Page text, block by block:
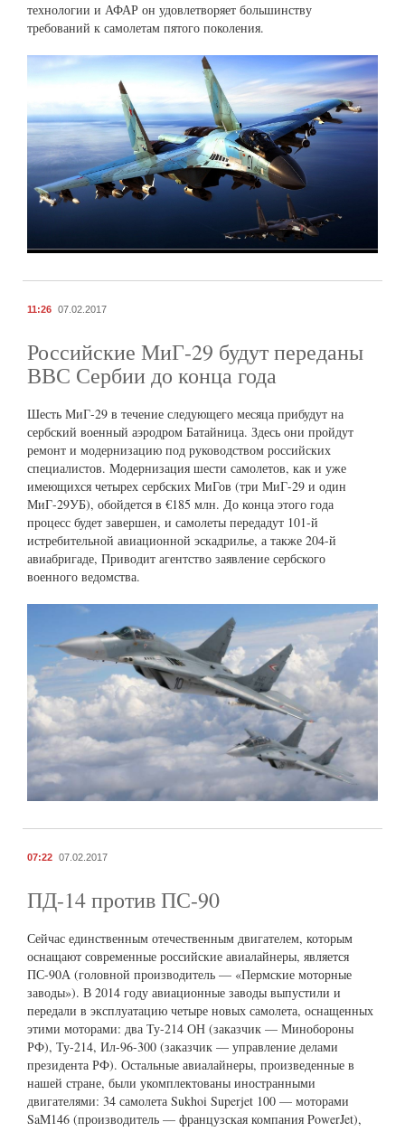
технологии и АФАР он удовлетворяет большинству
требований к самолетам пятого поколения.
11:26 07.02.2017
Российские МиГ-29 будут переданы
ВВС Сербии до конца года
Шесть МиГ-29 в течение следующего месяца прибудут на
сербский военный аэродром Батайница. Здесь они пройдут
ремонт и модернизацию под руководством российских
специалистов. Модернизация шести самолетов, как и уже
имеющихся четырех сербских МиГов (три МиГ-29 и один
МиГ-29УБ), обойдется в €185 млн. До конца этого года
процесс будет завершен, и самолеты передадут 101-й
истребительной авиационной эскадрилье, а также 204-й
авиабригаде, Приводит агентство заявление сербского
военного ведомства.
07:22 07.02.2017
ПД-14 против ПС-90
Сейчас единственным отечественным двигателем, которым
оснащают современные российские авиалайнеры, является
ПС-90А (головной производитель — «Пермские моторные
заводы»). В 2014 году авиационные заводы выпустили и
передали в эксплуатацию четыре новых самолета, оснащенных
этими моторами: два Ту-214 ОН (заказчик — Минобороны
РФ), Ту-214, Ил-96-300 (заказчик — управление делами
президента РФ). Остальные авиалайнеры, произведенные в
нашей стране, были укомплектованы иностранными
двигателями: 34 самолета Sukhoi Superjet 100 — моторами
SaM146 (производитель — французская компания PowerJet),